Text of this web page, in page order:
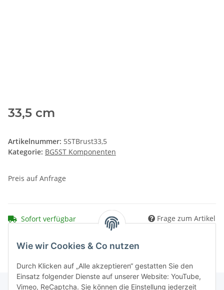
33,5 cm
Artikelnummer: 5STBrust33,5
Kategorie: BG5ST Komponenten
Preis auf Anfrage
Sofort verfügbar Frage zum Artikel
Wie wir Cookies & Co nutzen
Durch Klicken auf „Alle akzeptieren“ gestatten Sie den
Einsatz folgender Dienste auf unserer Website: YouTube,
Vimeo, ReCaptcha. Sie können die Einstellung jederzeit